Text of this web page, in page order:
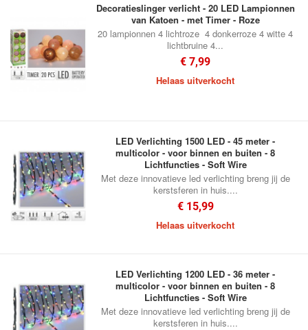
Decoratieslinger verlicht - 20 LED Lampionnen
van Katoen - met Timer - Roze
20 lampionnen 4 lichtroze 4 donkerroze 4 witte 4
lichtbruine 4...
€ 7,99
Helaas uitverkocht
LED Verlichting 1500 LED - 45 meter -
multicolor - voor binnen en buiten - 8
Lichtfuncties - Soft Wire
Met deze innovatieve led verlichting breng jij de
kerstsferen in huis....
€ 15,99
Helaas uitverkocht
LED Verlichting 1200 LED - 36 meter -
multicolor - voor binnen en buiten - 8
Lichtfuncties - Soft Wire
Met deze innovatieve led verlichting breng jij de
kerstsferen in huis....